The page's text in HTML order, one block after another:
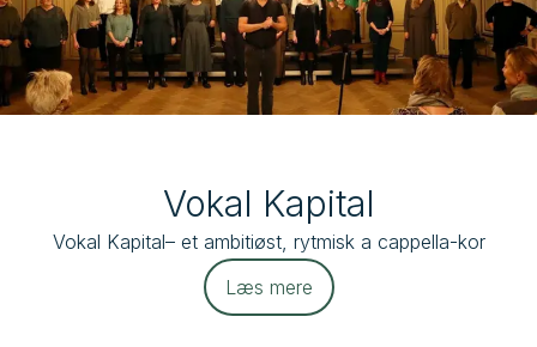
Vokal Kapital
Vokal Kapital– et ambitiøst, rytmisk a cappella-kor
Læs mere